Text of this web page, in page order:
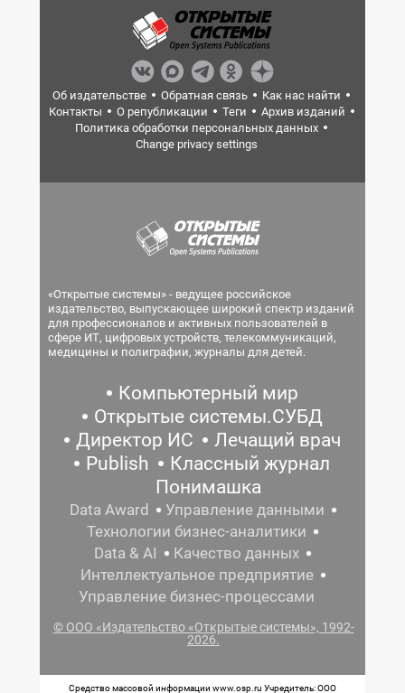
Об издательстве Обратная связь
Как нас найти
Контакты
О републикации Теги
Архив изданий
Политика обработки персональных данных
Change privacy settings
«Открытые системы» - ведущее российское
издательство, выпускающее широкий спектр изданий
для профессионалов и активных пользователей в
сфере ИТ, цифровых устройств, телекоммуникаций,
медицины и полиграфии, журналы для детей.
Компьютерный мир
Открытые системы.СУБД
Директор ИС
Лечащий врач
Publish
Классный журнал
Понимашка
Data Award
Управление данными
Технологии бизнес-аналитики
Data & AI
Качество данных
Интеллектуальное предприятие
Управление бизнес-процессами
© ООО «Издательство «Открытые системы», 1992-
2026.
Средство массовой информации www.osp.ru Учредитель: ООО